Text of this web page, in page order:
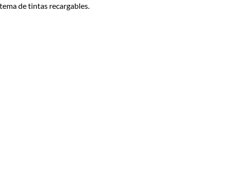
de tintas recargables.